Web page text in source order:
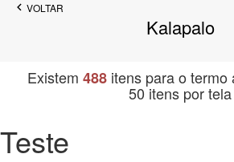
VOLTAR
Kalapalo
Existem 488itens para o termo
50 itens por tela
Teste